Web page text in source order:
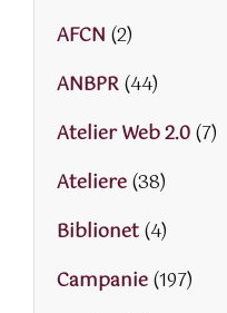
AFCN (2)
ANBPR(44)
Atelier Web 2.0(7)
Ateliere(38)
Biblionet(4)
Campanie(197)